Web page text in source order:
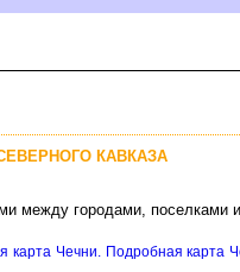
КАВКАЗА
между городами, поселками
карта Чечни. Подробная карта